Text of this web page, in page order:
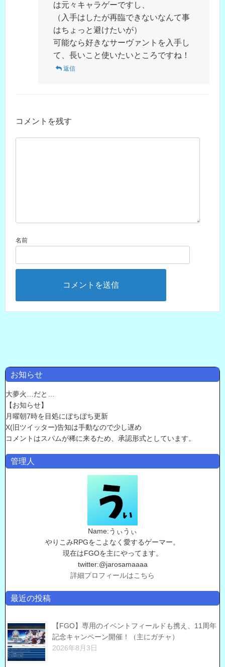
は元々キャラゲーですし、
（入手はしたが再臨できないなんて事
はちょっと避けたいが）
可能なら好きなサーヴァントを入手し
て、長いこと使いたいところですね！
返信
コメントを残す
名前
お知らせ
大夢火…だと…
【お知らせ】
月曜朝7時を目処にぼちぼち更新
X(旧ツイッター)告知は手動なので少し遅め
コメントはスパムが稀に来るため、承認形式としています。
管理人
Name:うぃうぃ
やりこみRPGをこよなく愛するゲーマー。
現在はFGOを主にやってます。
twitter:@jarosamaaaa
詳細プロフィールはこちら
最近の投稿
【FGO】専用のイベントフィールドも携え、11周年
記念キャンペーン開催！（主にガチャ）
2026年8月3日